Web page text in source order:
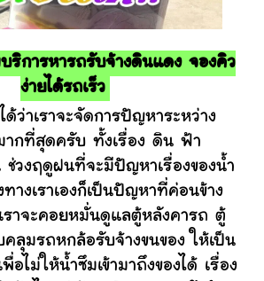
ริการหารถรับจ้างดินแดง จองคิว
ง่ายได้รถเร็ว
ราจะจัดการปัญหาระหว่าง
ากที่สุดครับ ทั้งเรื่อง ดิน ฟ้า
ช่วงฤดูฝนที่จะมีปัญหาเรื่องของน้ำ
ทางเราเองก็เป็นปัญหาที่ค่อนข้าง
ราจะคอยหมั่นดูแลตู้หลังคารถ ตู้
ลุมรถหกล้อรับจ้างขนของ ให้เป็น
อไม่ให้น้ำซึมเข้ามาถึงของได้ เรื่อง